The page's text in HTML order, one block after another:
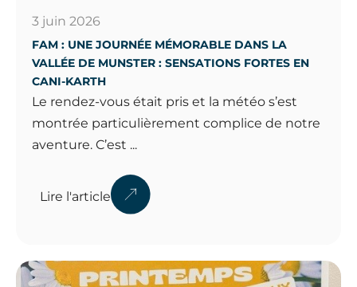
3 juin 2026
FAM : UNE JOURNÉE MÉMORABLE DANS LA
VALLÉE DE MUNSTER : SENSATIONS FORTES EN
CANI-KARTH
Le rendez-vous était pris et la météo s’est
montrée particulièrement complice de notre
aventure. C’est ...
Lire l'article